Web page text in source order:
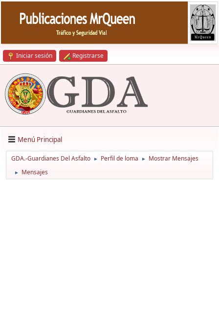
Iniciar sesión Registrarse
Menú Principal
GDA.-Guardianes Del Asfalto ► Perfil de loma ► Mostrar Mensajes
► Mensajes